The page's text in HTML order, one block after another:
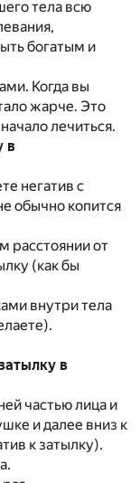
тела всю
богатым и
Когда вы
жарче. Это
лечиться.
в
негатив с
обычно копится
расстоянии от
(как бы
внутри тела
в
частью лица и
и далее вниз к
к затылку).